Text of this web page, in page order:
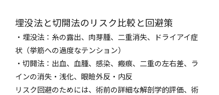
埋没法と切開法のリスク比較と回避策
・埋没法：糸の露出、肉芽腫、二重消失、ドライアイ症
状（挙筋への過度なテンション）
・切開法：出血、血腫、感染、瘢痕、二重の左右差、ラ
インの消失・浅化、眼瞼外反・内反
リスク回避のためには、術前の詳細な解剖学的評価、術